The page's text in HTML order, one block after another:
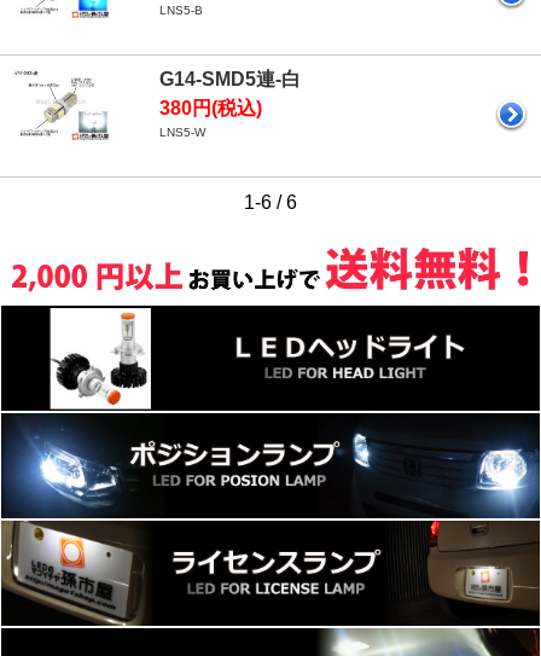
LNS5-B
G14-SMD5連-白
380円(税込)
LNS5-W
1-6 / 6